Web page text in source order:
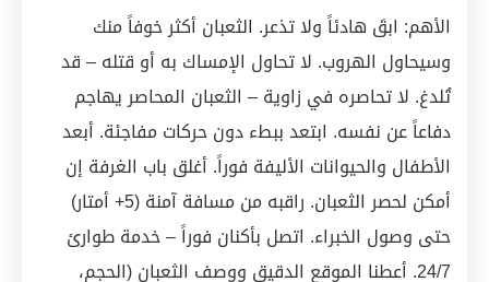
الأهم: ابقَ هادئاً ولا تذعر. الثعبان أكثر خوفاً منك
وسيحاول الهروب. لا تحاول الإمساك به أو قتله – قد
تُلدغ. لا تحاصره في زاوية – الثعبان المحاصر يهاجم
دفاعاً عن نفسه. ابتعد ببطء دون حركات مفاجئة. أبعد
الأطفال والحيوانات الأليفة فوراً. أغلق باب الغرفة إن
أمكن لحصر الثعبان. راقبه من مسافة آمنة (5+ أمتار)
حتى وصول الخبراء. اتصل بأكنان فوراً – خدمة طوارئ
24/7. أعطنا الموقع الدقيق ووصف الثعبان (الحجم،